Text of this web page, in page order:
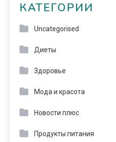
КАТЕГОРИИ
Uncategorised
Диеты
Здоровье
Мода и красота
Новости плюс
Продукты питания